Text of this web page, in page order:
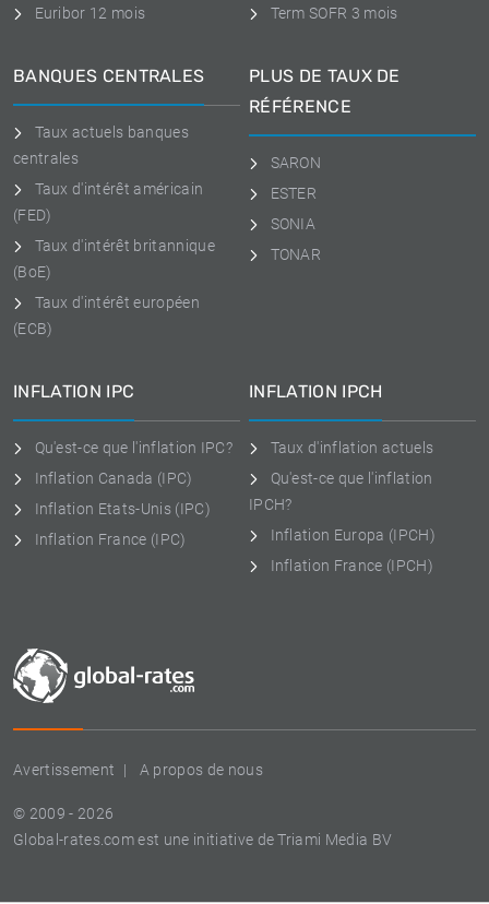
Avertissement A propos de nous
© 2009 - 2026
Global-rates.com est une initiative de Triami Media BV
Euribor 12 mois
Term SOFR 3 mois
BANQUES CENTRALES
Taux actuels banques
centrales
Taux d'intérêt américain
(FED)
Taux d'intérêt britannique
(BoE)
Taux d'intérêt européen
(ECB)
PLUS DE TAUX DE
RÉFÉRENCE
SARON
ESTER
SONIA
TONAR
INFLATION IPC
Qu'est-ce que l'inflation IPC?
Inflation Canada (IPC)
Inflation Etats-Unis (IPC)
Inflation France (IPC)
INFLATION IPCH
Taux d'inflation actuels
Qu'est-ce que l'inflation
IPCH?
Inflation Europa (IPCH)
Inflation France (IPCH)